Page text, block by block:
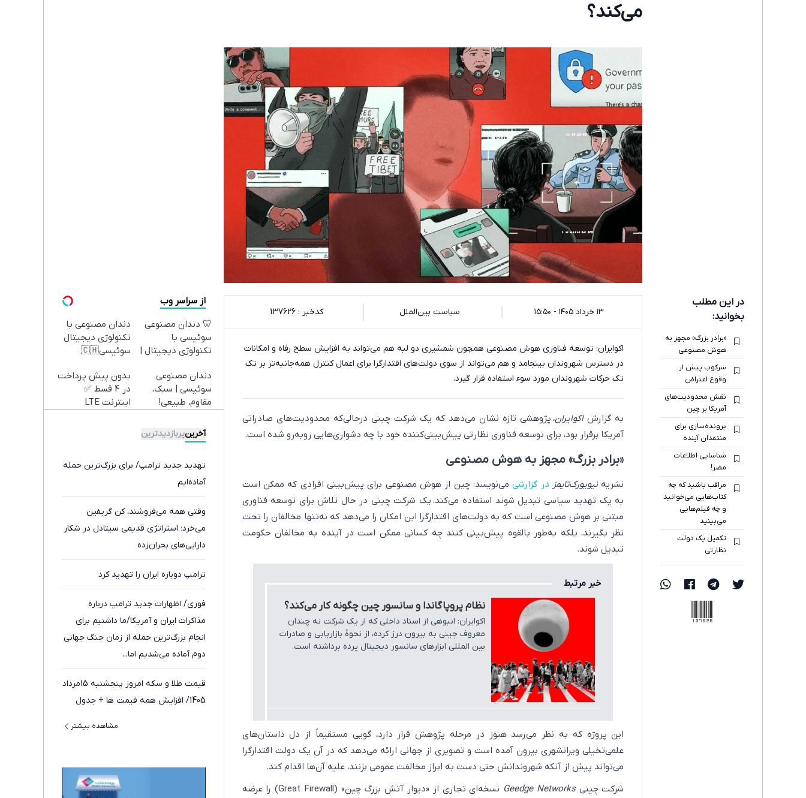
می‌کند؟
در این مطلب
بخوانید:
«برادر بزرگ» مجهز به
هوش مصنوعی
سرکوب پیش از
وقوع اعتراض
نقش محدودیت‌های
آمریکا بر چین
پرونده‌سازی برای
منتقدان آینده
شناسایی اطلاعات
مضر!
مراقب باشید که چه
کتاب‌هایی می‌خوانید
و چه فیلم‌هایی
می‌بینید
تکمیل یک دولت
نظارتی
۱۳ خرداد ۱۴۰۵ - ۱۵:۵۰ سیاست بین‌الملل کدخبر : 137626
اکوایران: توسعه فناوری هوش مصنوعی همچون شمشیری دو لبه هم می‌تواند به افزایش سطح رفاه و امکانات
در دسترس شهروندان بینجامد و هم می‌تواند از سوی دولت‌های اقتدارگرا برای اعمال کنترل همه‌جانبه‌تر بر تک
تک حرکات شهروندان مورد سوء استفاده قرار گیرد.
به گزارشاکوایران، پژوهشی تازه نشان می‌دهد که یک شرکت چینی درحالی‌که محدودیت‌های صادراتی
آمریکا برقرار بود، برای توسعه فناوری نظارتی پیش‌بینی‌کننده خود با چه دشواری‌هایی روبه‌رو شده است.
«برادر بزرگ» مجهز به هوش مصنوعی
نشریه نیویورک‌تایمز در گزارشیمی‌نویسد: چین از هوش مصنوعی برای پیش‌بینی افرادی که ممکن است
به یک تهدید سیاسی تبدیل شوند استفاده می‌کند. یک شرکت چینی در حال تلاش برای توسعه فناوری
مبتنی بر هوش مصنوعی است که به دولت‌های اقتدارگرا این امکان را می‌دهد که نه‌تنها مخالفان را تحت
نظر بگیرند، بلکه به‌طور بالقوه پیش‌بینی کنند چه کسانی ممکن است در آینده به مخالفان حکومت
تبدیل شوند.
خبر مرتبط
نظام پروپاگاندا و سانسور چین چگونه کار می‌کند؟
اکوایران: انبوهی از اسناد داخلی که از یک شرکت نه چندان
معروف چینی به بیرون درز کرده، از نحوۀ بازاریابی و صادرات
بین المللی ابزارهای سانسور دیجیتال پرده برداشته است.
این پروژه که به نظر می‌رسد هنوز در مرحله پژوهش قرار دارد، گویی مستقیماً از دل داستان‌های
علمی‌تخیلی ویرانشهری بیرون آمده است و تصویری از جهانی ارائه می‌دهد که در آن یک دولت اقتدارگرا
می‌تواند پیش از آنکه شهروندانش حتی دست به ابراز مخالفت عمومی بزنند، علیه آن‌ها اقدام کند.
شرکت چینیGeedge Networks
نسخه‌ای تجاری از «دیوار آتش بزرگ چین» (Great Firewall) را عرضه
از سراسر وب
🦷 دندان مصنوعی
سوئیسی با
تکنولوژی دیجیتال |
📍 تهران
دندان مصنوعی با
تکنولوژی دیجیتال
سوئیسی🇨🇭
دندان مصنوعی
سوئیسی | سبک،
مقاوم، طبیعی!
رایگان+پرداخت
اقساطی😍
بدون پیش پرداخت
در 4 قسط ✅
اینترنت LTE
آخرینپربازدیدترین
تهدید جدید ترامپ/ برای بزرگ‌ترین حمله
آماده‌ایم
وقتی همه می‌فروشند، کن گریفین
می‌خرد؛ استراتژی قدیمی سیتادل در شکار
دارایی‌های بحران‌زده
ترامپ دوباره ایران را تهدید کرد
فوری/ اظهارات جدید ترامپ درباره
مذاکرات ایران و آمریکا/ما داشتیم برای
انجام بزرگ‌ترین حمله از زمان جنگ جهانی
دوم آماده می‌شدیم اما...
قیمت طلا و سکه امروز پنجشنبه 15مرداد
1405/ افزایش همه قیمت ها + جدول
مشاهده بیشتر